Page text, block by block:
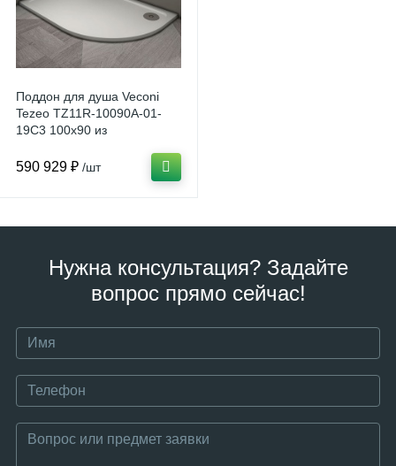
Поддон для душа Veconi
Tezeo TZ11R-10090A-01-
19C3 100x90 из
белый
590 929 ₽ /шт
Нужна консультация? Задайте
вопрос прямо сейчас!